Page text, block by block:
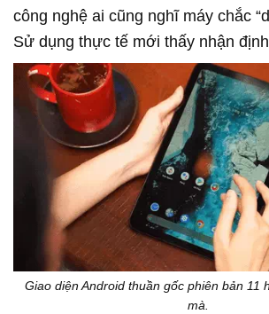
công nghệ ai cũng nghĩ máy chắc
Sử dụng thực tế mới thấy nhận
Giao diện Android thuần gốc phiên bản 11
mà.